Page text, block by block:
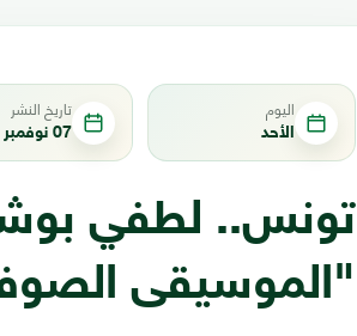
اليوم
الأحد
تاريخ النشر
07 نوفمبر 2021
تونس.. لطفي
"الموسيقى